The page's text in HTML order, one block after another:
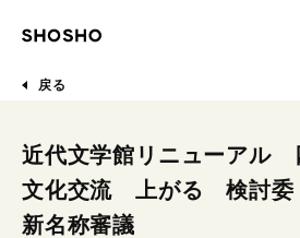
戻る
近代文学館リニューアル
文化交流 上がる 検討
新名称審議